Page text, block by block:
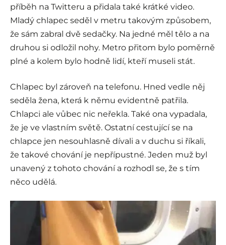
příběh na Twitteru a přidala také krátké video.
Mladý chlapec seděl v metru takovým způsobem,
že sám zabral dvě sedačky. Na jedné měl tělo a na
druhou si odložil nohy. Metro přitom bylo poměrně
plné a kolem bylo hodně lidí, kteří museli stát.
Chlapec byl zároveň na telefonu. Hned vedle něj
seděla žena, která k němu evidentně patřila.
Chlapci ale vůbec nic neřekla. Také ona vypadala,
že je ve vlastním světě. Ostatní cestující se na
chlapce jen nesouhlasně dívali a v duchu si říkali,
že takové chování je nepřípustné. Jeden muž byl
unavený z tohoto chování a rozhodl se, že s tím
něco udělá.